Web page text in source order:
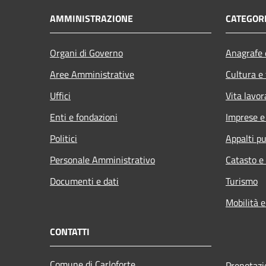
AMMINISTRAZIONE
Organi di Governo
Aree Amministrative
Uffici
Enti e fondazioni
Politici
Personale Amministrativo
Documenti e dati
Cultura
Vita
Imprese
Appalti
Catasto
Turismo
Mobilità
CONTATTI